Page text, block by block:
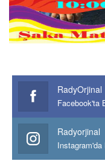
RadyOrjinal
Radyorjinal